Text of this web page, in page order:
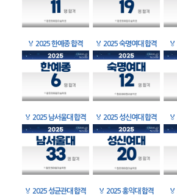
🏅 2025 한예종 합격 🏅 2025 숙명여대 합격 🏅
🏅 2025 남서울대 합격 🏅 2025 성신여대 합격 🏅
🏅 2025 성균관대 합격 🏅 2025 홍익대 합격 🏅